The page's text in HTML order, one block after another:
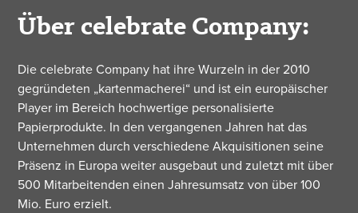
Über celebrate Company:
Die celebrate Company hat ihre Wurzeln in der 2010
gegründeten „kartenmacherei“ und ist ein europäischer
Player im Bereich hochwertige personalisierte
Papierprodukte. In den vergangenen Jahren hat das
Unternehmen durch verschiedene Akquisitionen seine
Präsenz in Europa weiter ausgebaut und zuletzt mit über
500 Mitarbeitenden einen Jahresumsatz von über 100
Mio. Euro erzielt.